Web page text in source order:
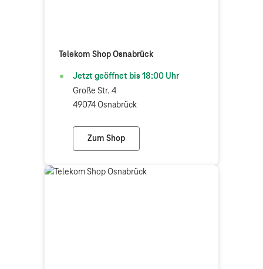
Telekom Shop Osnabrück
Jetzt geöffnet bis 18:00 Uhr
Große Str. 4
49074 Osnabrück
Zum Shop
Telekom Shop Osnabrück